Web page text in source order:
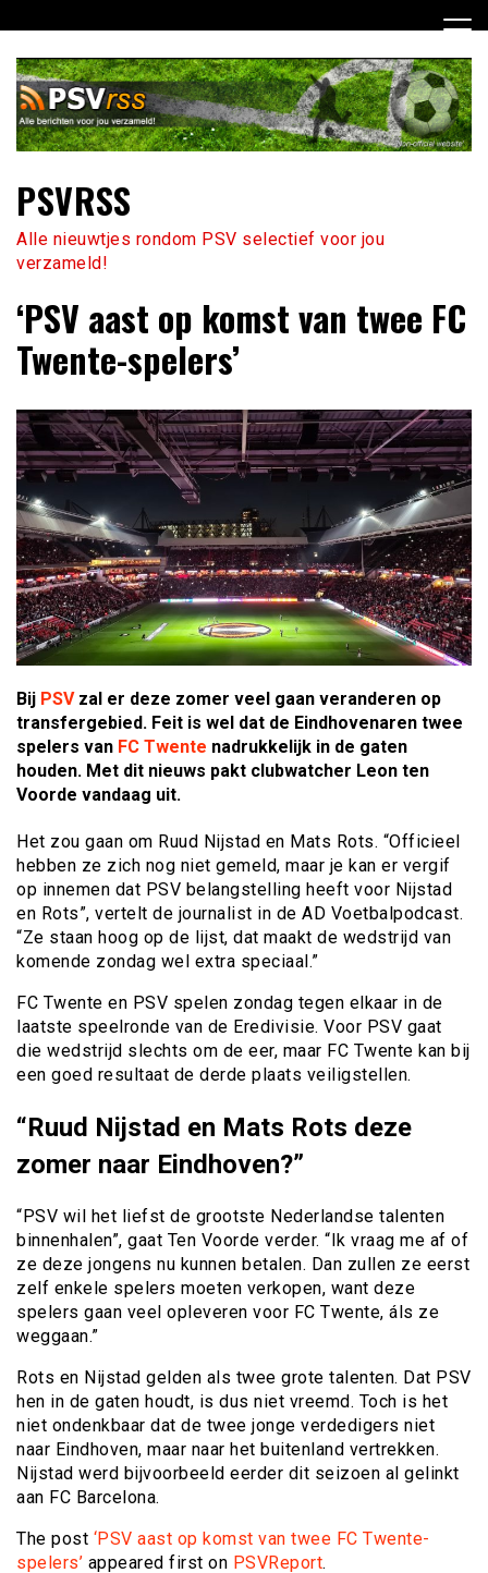
naar
inhoud
PSVRSS
Alle nieuwtjes rondom PSV selectief voor jou
verzameld!
‘PSV aast op komst van twee FC
Twente-spelers’
Bij PSVzal er deze zomer veel gaan veranderen op
transfergebied. Feit is wel dat de Eindhovenaren twee
spelers van FC Twente nadrukkelijk in de gaten
houden. Met dit nieuws pakt clubwatcher Leon ten
Voorde vandaag uit.
Het zou gaan om Ruud Nijstad en Mats Rots. “Officieel
hebben ze zich nog niet gemeld, maar je kan er vergif
op innemen dat PSV belangstelling heeft voor Nijstad
en Rots”, vertelt de journalist in de AD Voetbalpodcast.
“Ze staan hoog op de lijst, dat maakt de wedstrijd van
komende zondag wel extra speciaal.”
FC Twente en PSV spelen zondag tegen elkaar in de
laatste speelronde van de Eredivisie. Voor PSV gaat
die wedstrijd slechts om de eer, maar FC Twente kan bij
een goed resultaat de derde plaats veiligstellen.
“Ruud Nijstad en Mats Rots deze
zomer naar Eindhoven?”
“PSV wil het liefst de grootste Nederlandse talenten
binnenhalen”, gaat Ten Voorde verder. “Ik vraag me af of
ze deze jongens nu kunnen betalen. Dan zullen ze eerst
zelf enkele spelers moeten verkopen, want deze
spelers gaan veel opleveren voor FC Twente, áls ze
weggaan.”
Rots en Nijstad gelden als twee grote talenten. Dat PSV
hen in de gaten houdt, is dus niet vreemd. Toch is het
niet ondenkbaar dat de twee jonge verdedigers niet
naar Eindhoven, maar naar het buitenland vertrekken.
Nijstad werd bijvoorbeeld eerder dit seizoen al gelinkt
aan FC Barcelona.
The post ‘PSV aast op komst van twee FC Twente-
spelers’ appeared first on PSVReport.